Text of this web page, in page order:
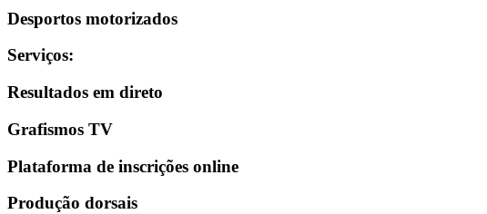
Desportos motorizados
Serviços:
Resultados em direto
Grafismos TV
Plataforma de inscrições online
Produção dorsais